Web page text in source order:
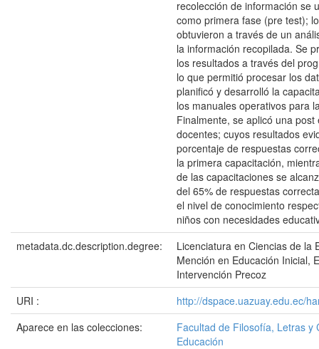
recolección de información se
como primera fase (pre test);
obtuvieron a través de un
la información recopilada. Se
los resultados a través del
lo que permitió procesar los
planificó y desarrolló la
los manuales operativos para
Finalmente, se aplicó una post
docentes; cuyos resultados
porcentaje de respuestas
la primera capacitación,
de las capacitaciones se
del 65% de respuestas
el nivel de conocimiento
niños con necesidades
metadata.dc.description.degree:
Licenciatura en Ciencias de la
Mención en Educación Inicial,
Intervención Precoz
URI :
http://dspace.uazuay.edu.ec/
Aparece en las colecciones:
Facultad de Filosofía, Letras y
Educación